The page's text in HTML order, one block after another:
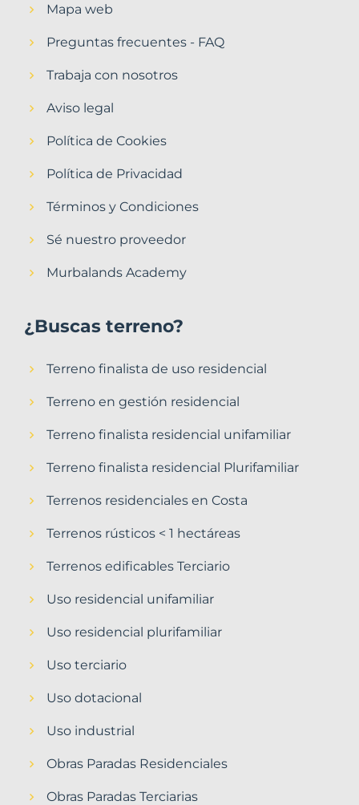
Mapa web
Preguntas frecuentes - FAQ
Trabaja con nosotros
Aviso legal
Política de Cookies
Política de Privacidad
Términos y Condiciones
Sé nuestro proveedor
Murbalands Academy
¿Buscas terreno?
Terreno finalista de uso residencial
Terreno en gestión residencial
Terreno finalista residencial unifamiliar
Terreno finalista residencial Plurifamiliar
Terrenos residenciales en Costa
Terrenos rústicos < 1 hectáreas
Terrenos edificables Terciario
Uso residencial unifamiliar
Uso residencial plurifamiliar
Uso terciario
Uso dotacional
Uso industrial
Obras Paradas Residenciales
Obras Paradas Terciarias